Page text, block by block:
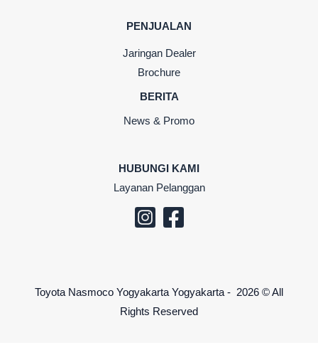
PENJUALAN
Jaringan Dealer
Brochure
BERITA
News & Promo
HUBUNGI KAMI
Layanan Pelanggan
Toyota Nasmoco Yogyakarta Yogyakarta - 2026 © All
Rights Reserved